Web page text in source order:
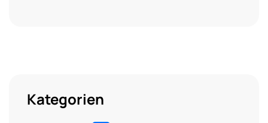
Kategorien